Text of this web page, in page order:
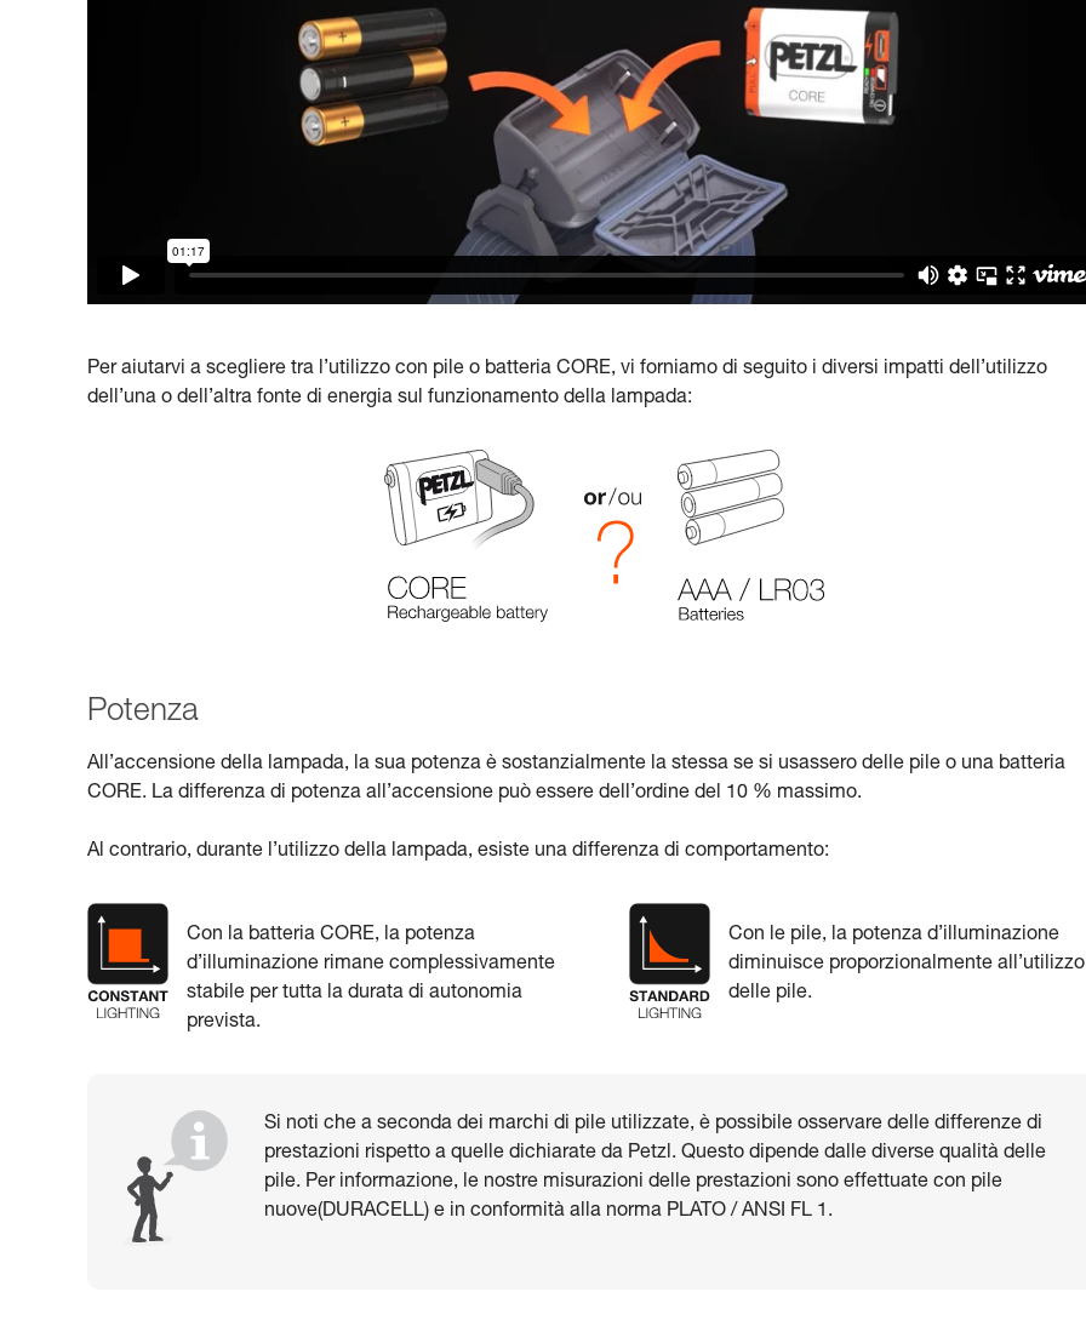
Per aiutarvi a scegliere tra l’utilizzo con pile o batteria CORE, vi forniamo di seguito i diversi impatti dell’utilizzo
dell’una o dell’altra fonte di energia sul funzionamento della lampada:
Potenza
All’accensione della lampada, la sua potenza è sostanzialmente la stessa se si usassero delle pile o una batteria
CORE. La differenza di potenza all’accensione può essere dell’ordine del 10 % massimo.
Al contrario, durante l’utilizzo della lampada, esiste una differenza di comportamento:
Con la batteria CORE, la potenza
d’illuminazione rimane complessivamente
stabile per tutta la durata di autonomia
prevista.
Con le pile, la potenza d’illuminazione
diminuisce proporzionalmente all’utilizzo
delle pile.
Si noti che a seconda dei marchi di pile utilizzate, è possibile osservare delle differenze di
prestazioni rispetto a quelle dichiarate da Petzl. Questo dipende dalle diverse qualità delle
pile. Per informazione, le nostre misurazioni delle prestazioni sono effettuate con pile
nuove(DURACELL) e in conformità alla norma PLATO / ANSI FL 1.